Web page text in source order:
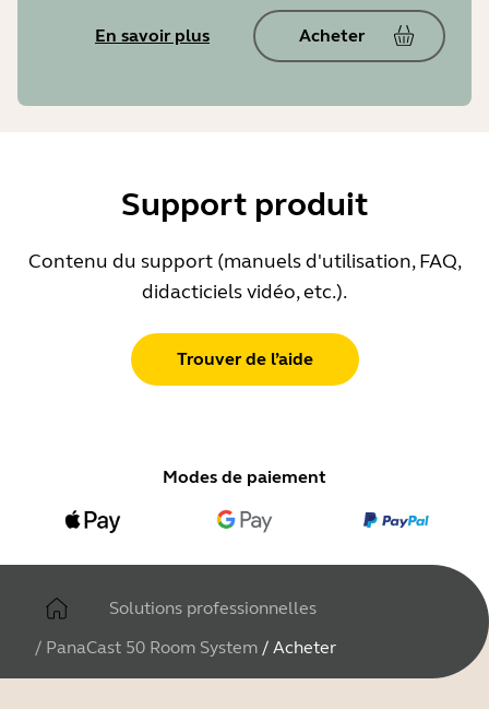
En savoir plus Acheter
Support produit
Contenu du support (manuels d'utilisation, FAQ,
didacticiels vidéo, etc.).
Trouver de l’aide
Modes de paiement
Solutions professionnelles
/ PanaCast 50 Room System / Acheter